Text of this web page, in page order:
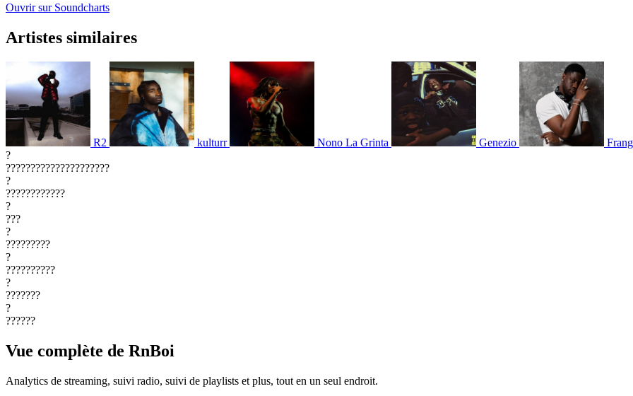
Ouvrir sur Soundcharts
Artistes similaires
R2 kulturr Nono La Grinta Genezio
?
?????????????????????
?
????????????
?
???
?
?????????
?
??????????
?
???????
?
??????
Vue complète de RnBoi
Analytics de streaming, suivi radio, suivi de playlists et plus, tout en un seul endroit.